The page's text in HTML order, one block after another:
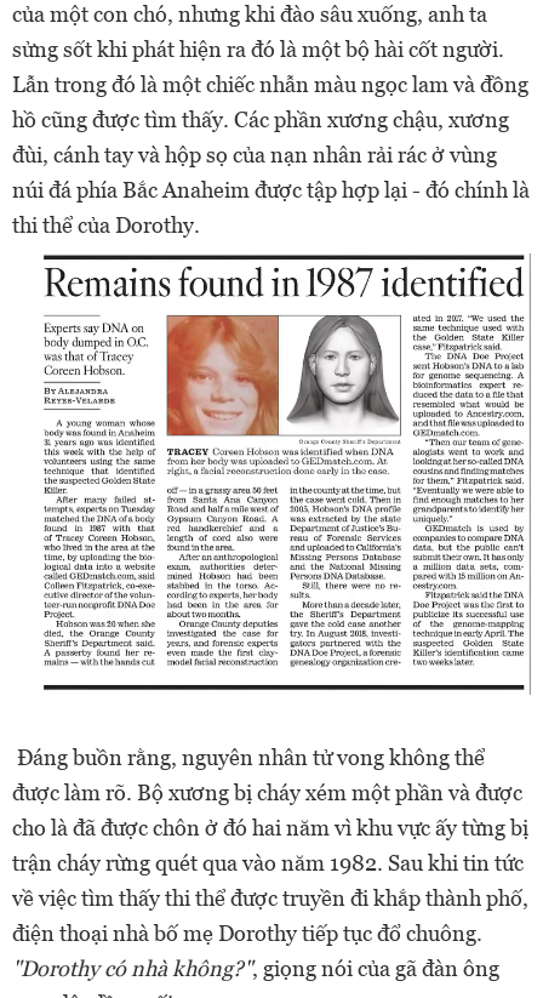
của một con chó, nhưng khi đào sâu xuống, anh ta
sửng sốt khi phát hiện ra đó là một bộ hài cốt người.
Lẫn trong đó là một chiếc nhẫn màu ngọc lam và đồng
hồ cũng được tìm thấy. Các phần xương chậu, xương
đùi, cánh tay và hộp sọ của nạn nhân rải rác ở vùng
núi đá phía Bắc Anaheim được tập hợp lại - đó chính là
thi thể của Dorothy.
Đáng buồn rằng, nguyên nhân tử vong không thể
được làm rõ. Bộ xương bị cháy xém một phần và được
cho là đã được chôn ở đó hai năm vì khu vực ấy từng bị
trận cháy rừng quét qua vào năm 1982. Sau khi tin tức
về việc tìm thấy thi thể được truyền đi khắp thành phố,
điện thoại nhà bố mẹ Dorothy tiếp tục đổ chuông.
"Dorothy có nhà không?", giọng nói của gã đàn ông